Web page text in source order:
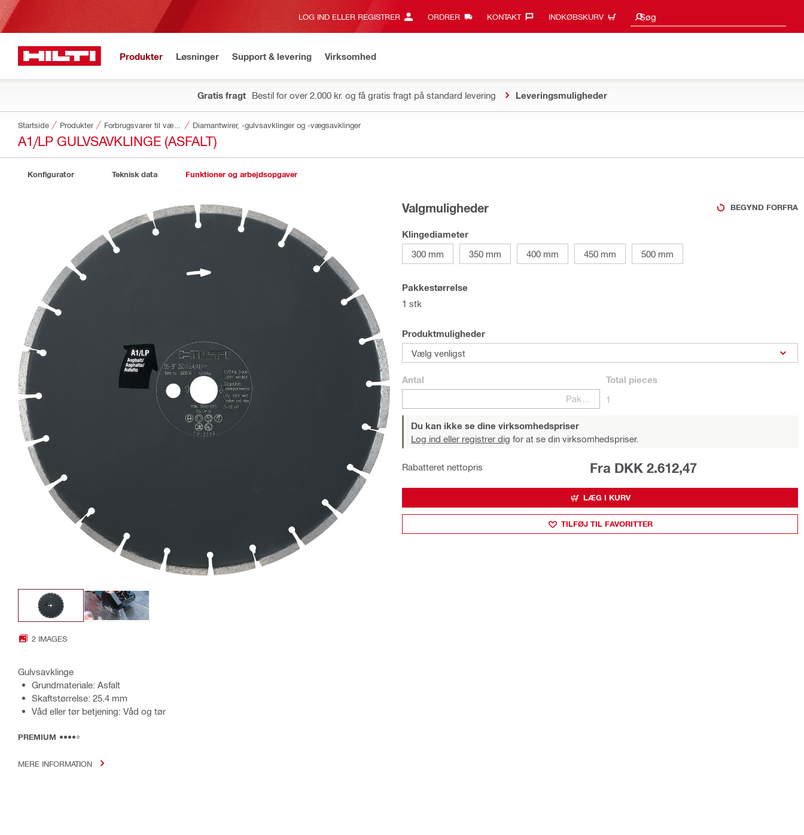
LOG IND ELLER REGISTRER ORDRER KONTAKT‎ INDKØBSKURV Søg
Søgeresultater
Produkter Løsninger Support & levering Virksomhed
Gratis fragt Bestil for over 2.000 kr. og få gratis fragt på standard levering Leveringsmuligheder
Startside Produkter Diamantwirer, -gulvsavklinger og -vægsavklinger
A1/LP GULVSAVKLINGE (ASFALT)
Konfigurator Teknisk data Funktioner og arbejdsopgaver
2 IMAGES
Gulvsavklinge
Grundmateriale: Asfalt
Skaftstørrelse: 25.4 mm
Våd eller tør betjening: Våd og tør
PREMIUM
MERE INFORMATION
Valgmuligheder BEGYND FORFRA
Klingediameter
300 mm
350 mm 400 mm 450 mm 500 mm
Pakkestørrelse
1 stk
Produktmuligheder
Vælg venligst
Antal
Total pieces
1
Du kan ikke se dine virksomhedspriser
Log ind eller registrer dig for at se din virksomhedspriser.
Rabatteret nettopris Fra DKK 2.612,47
LÆG I KURV
TILFØJ TIL FAVORITTER